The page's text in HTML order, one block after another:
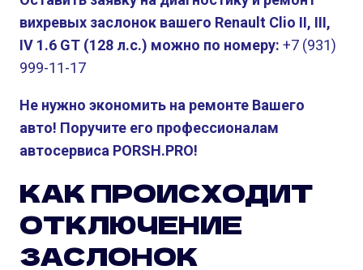
вихревых заслонок вашего Renault Clio II, III,
IV 1.6 GT (128 л.с.) можно по номеру: +7 (931)
999-11-17
Не нужно экономить на ремонте Вашего
авто! Поручите его профессионалам
автосервиса PORSH.PRO!
КАК ПРОИСХОДИТ
ОТКЛЮЧЕНИЕ
ЗАСЛОНОК